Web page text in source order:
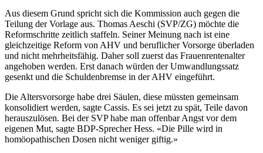
Aus diesem Grund spricht sich die Kommission auch gegen die
Teilung der Vorlage aus. Thomas Aeschi (SVP/ZG) möchte die
Reformschritte zeitlich staffeln. Seiner Meinung nach ist eine
gleichzeitige Reform von AHV und beruflicher Vorsorge überladen
und nicht mehrheitsfähig. Daher soll zuerst das Frauenrentenalter
angehoben werden. Erst danach würden der Umwandlungssatz
gesenkt und die Schuldenbremse in der AHV eingeführt.
Die Altersvorsorge habe drei Säulen, diese müssten gemeinsam
konsolidiert werden, sagte Cassis. Es sei jetzt zu spät, Teile davon
herauszulösen. Bei der SVP habe man offenbar Angst vor dem
eigenen Mut, sagte BDP-Sprecher Hess. «Die Pille wird in
homöopathischen Dosen nicht weniger giftig.»